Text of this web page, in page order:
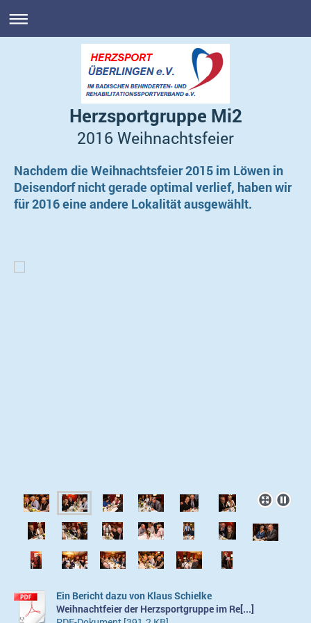
Herzsportgruppe Mi2
2016 Weihnachtsfeier
Nachdem die Weihnachtsfeier 2015 im Löwen in
Deisendorf nicht gerade optimal verlief, haben wir
für 2016 eine andere Lokalität ausgewählt.
Ein Bericht dazu von Klaus Schielke
Weihnachtfeier der Herzsportgruppe im Re[...]